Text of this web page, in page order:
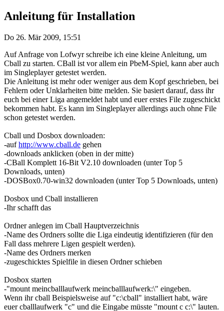
Anleitung für Installation
Do 26. Mär 2009, 15:51
Auf Anfrage von Lofwyr schreibe ich eine kleine Anleitung, um
Cball zu starten. CBall ist vor allem ein PbeM-Spiel, kann aber auch
im Singleplayer getestet werden.
Die Anleitung ist mehr oder weniger aus dem Kopf geschrieben, bei
Fehlern oder Unklarheiten bitte melden. Sie basiert darauf, dass ihr
euch bei einer Liga angemeldet habt und euer erstes File zugeschickt
bekommen habt. Es kann im Singleplayer allerdings auch ohne File
schon getestet werden.
Cball und Dosbox downloaden:
-aufhttp://www.cball.de gehen
-downloads anklicken (oben in der mitte)
-CBall Komplett 16-Bit V2.10 downloaden (unter Top 5
Downloads, unten)
-DOSBox0.70-win32 downloaden (unter Top 5 Downloads, unten)
Dosbox und Cball installieren
-Ihr schafft das
Ordner anlegen im Cball Hauptverzeichnis
-Name des Ordners sollte die Liga eindeutig identifizieren (für den
Fall dass mehrere Ligen gespielt werden).
-Name des Ordners merken
-zugeschicktes Spielfile in diesen Ordner schieben
Dosbox starten
-"mount meincballlaufwerk meincballlaufwerk:\" eingeben.
Wenn ihr cball Beispielsweise auf "c:\cball" installiert habt, wäre
euer cballlaufwerk "c" und die Eingabe müsste "mount c c:\" lauten.